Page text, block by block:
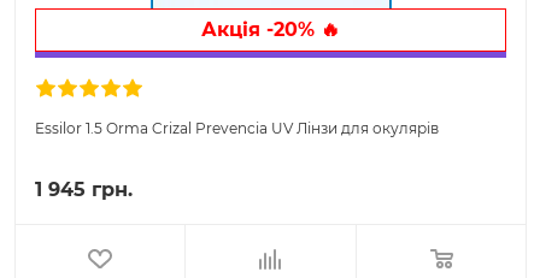
Акція -20% 🔥
Essilor 1.5 Orma Crizal Prevencia UV Лінзи для окулярів
1 945 грн.